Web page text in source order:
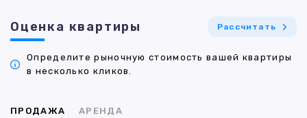
Оценка квартиры Рассчитать
Определите рыночную стоимость вашей квартиры
в несколько кликов.
ПРОДАЖА АРЕНДА